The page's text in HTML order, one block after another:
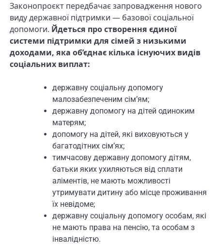
Законопроєкт передбачає запровадження нового
виду державної підтримки — базової соціальної
допомоги. Йдеться про створення єдиної
системи підтримки для сімей з низькими
доходами, яка об’єднає кілька існуючих видів
соціальних виплат:
державну соціальну допомогу
малозабезпеченим сім’ям;
державну допомогу на дітей одиноким
матерям;
допомогу на дітей, які виховуються у
багатодітних сім’ях;
тимчасову державну допомогу дітям,
батьки яких ухиляються від сплати
аліментів, не мають можливості
утримувати дитину або місце проживання
їх невідоме;
державну соціальну допомогу особам, які
не мають права на пенсію, та особам з
інвалідністю.